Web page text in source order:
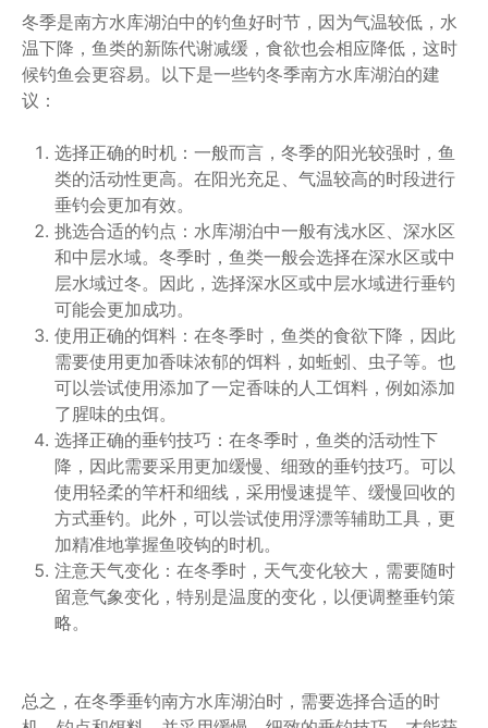
冬季是南方水库湖泊中的钓鱼好时节，因为气温较低，水
温下降，鱼类的新陈代谢减缓，食欲也会相应降低，这时
候钓鱼会更容易。以下是一些钓冬季南方水库湖泊的建
议：
选择正确的时机：一般而言，冬季的阳光较强时，鱼
类的活动性更高。在阳光充足、气温较高的时段进行
垂钓会更加有效。
挑选合适的钓点：水库湖泊中一般有浅水区、深水区
和中层水域。冬季时，鱼类一般会选择在深水区或中
层水域过冬。因此，选择深水区或中层水域进行垂钓
可能会更加成功。
使用正确的饵料：在冬季时，鱼类的食欲下降，因此
需要使用更加香味浓郁的饵料，如蚯蚓、虫子等。也
可以尝试使用添加了一定香味的人工饵料，例如添加
了腥味的虫饵。
选择正确的垂钓技巧：在冬季时，鱼类的活动性下
降，因此需要采用更加缓慢、细致的垂钓技巧。可以
使用轻柔的竿杆和细线，采用慢速提竿、缓慢回收的
方式垂钓。此外，可以尝试使用浮漂等辅助工具，更
加精准地掌握鱼咬钩的时机。
注意天气变化：在冬季时，天气变化较大，需要随时
留意气象变化，特别是温度的变化，以便调整垂钓策
略。
总之，在冬季垂钓南方水库湖泊时，需要选择合适的时